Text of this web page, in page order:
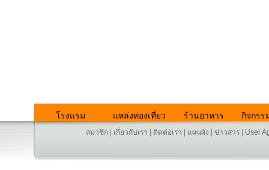
โรงแรม แหล่งท่องเที่ยว ร้านอาหาร กิจกรร
สมาชิก เกี่ยวกับเรา ติดต่อเรา แผนผัง ข่าวสาร User